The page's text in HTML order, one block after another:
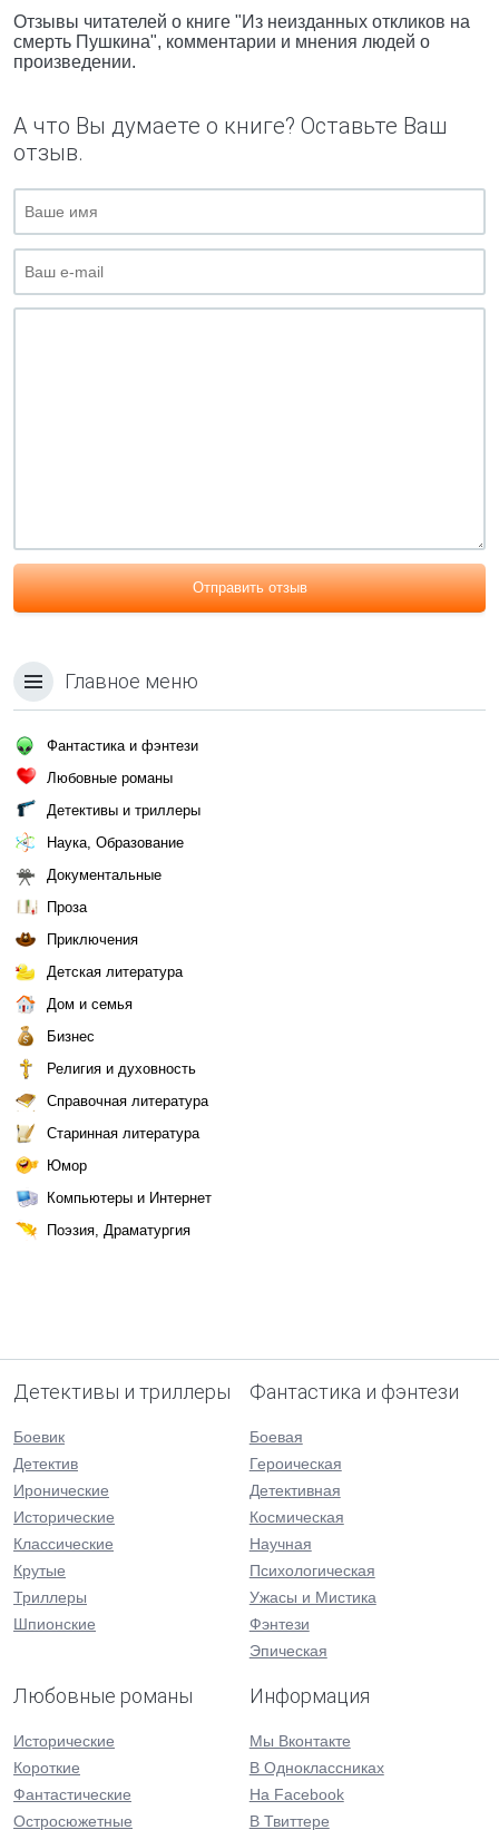
Отзывы читателей о книге "Из неизданных откликов на
смерть Пушкина", комментарии и мнения людей о
произведении.
А что Вы думаете о книге? Оставьте Ваш
отзыв.
Отправить отзыв
Главное меню
Фантастика и фэнтези
Любовные романы
Детективы и триллеры
Наука, Образование
Документальные
Проза
Приключения
Детская литература
Дом и семья
Бизнес
Религия и духовность
Справочная литература
Старинная литература
Юмор
Компьютеры и Интернет
Поэзия, Драматургия
Детективы и триллеры
Боевик
Детектив
Иронические
Исторические
Классические
Крутые
Триллеры
Шпионские
Фантастика и фэнтези
Боевая
Героическая
Детективная
Космическая
Научная
Психологическая
Ужасы и Мистика
Фэнтези
Эпическая
Любовные романы
Исторические
Короткие
Фантастические
Остросюжетные
Информация
Мы Вконтакте
В Одноклассниках
На Facebook
В Твиттере